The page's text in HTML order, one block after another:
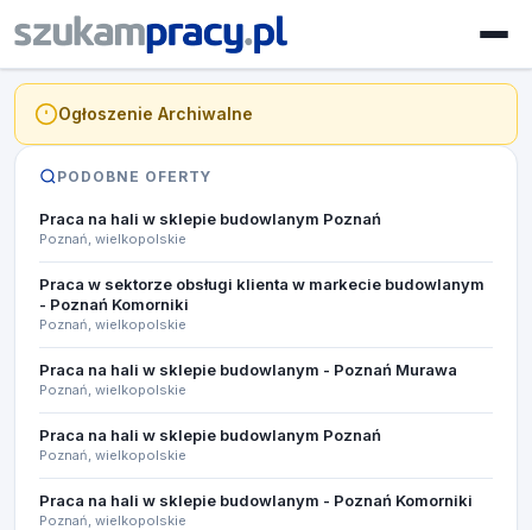
Ogłoszenie Archiwalne
PODOBNE OFERTY
Praca na hali w sklepie budowlanym Poznań
Poznań, wielkopolskie
Praca w sektorze obsługi klienta w markecie budowlanym
- Poznań Komorniki
Poznań, wielkopolskie
Praca na hali w sklepie budowlanym - Poznań Murawa
Poznań, wielkopolskie
Praca na hali w sklepie budowlanym Poznań
Poznań, wielkopolskie
Praca na hali w sklepie budowlanym - Poznań Komorniki
Poznań, wielkopolskie